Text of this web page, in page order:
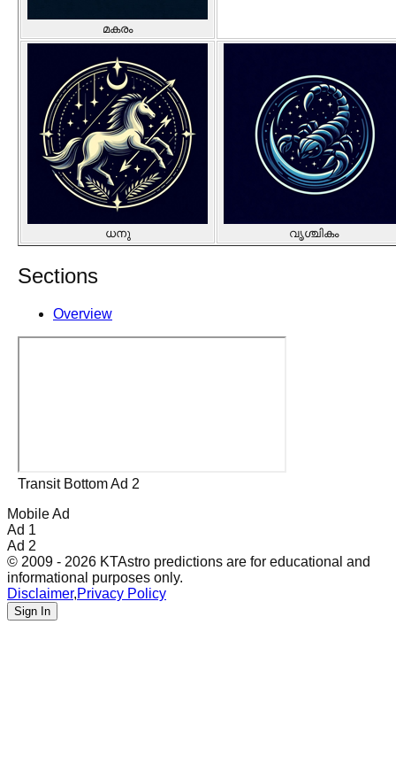
മകരം
ധനു വൃശ്ചികം
Sections
Overview
Transit Bottom Ad 2
Mobile Ad
Ad 1
Ad 2
© 2009 - 2026 KTAstro predictions are for educational and
informational purposes only.
Disclaimer,Privacy Policy
Sign In